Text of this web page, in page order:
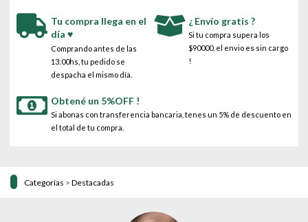
Tu compra llega en el
día ♥
Comprando antes de las
13:00hs, tu pedido se
despacha el mismo día.
¿ Envío gratis ?
Si tu compra supera los
$90000, el envio es sin cargo
!
Obtené un 5%OFF !
Si abonas con transferencia bancaria, tenes un 5% de descuento en
el total de tu compra.
Categorías > Destacadas